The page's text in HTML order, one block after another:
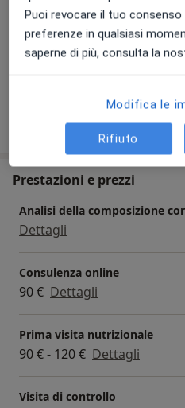
Presso questo indirizzo visito
Adulti
Mostra
Prestazioni e prezzi
Analisi della composizione
Dettagli
Consulenza online
90 € Dettagli
Prima visita nutrizionale
90 € - 120 € Dettagli
Visita di controllo
Puoi revocare il tuo
preferenze in qualsiasi
saperne di più, consulta la
Modifica le
Rifiuto